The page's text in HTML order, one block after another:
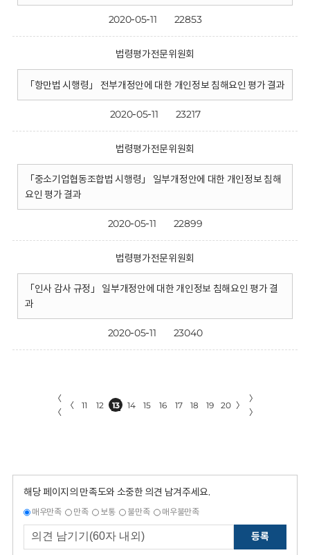
2020-05-11 22853
법령평가전문위원회
「항만법 시행령」 전부개정안에 대한 개인정보 침해요인 평가 결과
2020-05-11 23217
법령평가전문위원회
「중소기업협동조합법 시행령」 일부개정안에 대한 개인정보 침해
요인 평가 결과
2020-05-11 22899
법령평가전문위원회
「인사 감사 규정」 일부개정안에 대한 개인정보 침해요인 평가 결
과
2020-05-11 23040
〈
〈
〈 11 12 13 14 15 16 17 18 19 20 〉
〉
〉
해당 페이지의 만족도와 소중한 의견 남겨주세요.
매우만족 만족 보통 불만족 매우불만족
등록